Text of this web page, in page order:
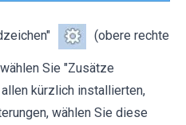
(obere rechte
Sie "Zusätze
kürzlich installierten,
wählen Sie diese